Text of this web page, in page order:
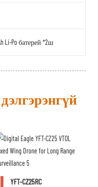
Li-Po батерей *2ш
YFT-CZ25RC